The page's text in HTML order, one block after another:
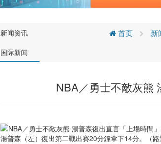
新闻资讯
国际新闻
首页 新
NBA／勇士不敵灰熊
湯普森（左）復出第二戰出賽20分鐘拿下14分。（路